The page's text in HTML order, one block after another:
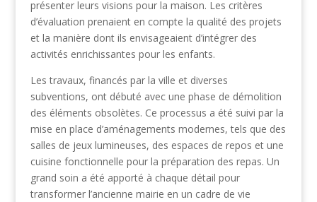
présenter leurs visions pour la maison. Les critères
d’évaluation prenaient en compte la qualité des projets
et la manière dont ils envisageaient d’intégrer des
activités enrichissantes pour les enfants.
Les travaux, financés par la ville et diverses
subventions, ont débuté avec une phase de démolition
des éléments obsolètes. Ce processus a été suivi par la
mise en place d’aménagements modernes, tels que des
salles de jeux lumineuses, des espaces de repos et une
cuisine fonctionnelle pour la préparation des repas. Un
grand soin a été apporté à chaque détail pour
transformer l’ancienne mairie en un cadre de vie